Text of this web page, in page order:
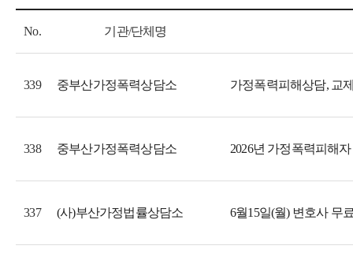
No. 기관/단체명
339 중부산가정폭력상담소
338 중부산가정폭력상담소 2026년 가정폭력피해
337 (사)부산가정법률상담소 6월15일(월) 변호사 무